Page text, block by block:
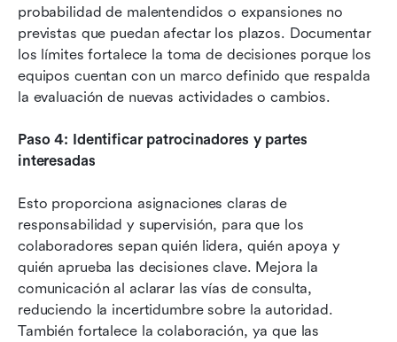
probabilidad de malentendidos o expansiones no
previstas que puedan afectar los plazos. Documentar
los límites fortalece la toma de decisiones porque los
equipos cuentan con un marco definido que respalda
la evaluación de nuevas actividades o cambios.
Paso 4: Identificar patrocinadores y partes
interesadas
Esto proporciona asignaciones claras de
responsabilidad y supervisión, para que los
colaboradores sepan quién lidera, quién apoya y
quién aprueba las decisiones clave. Mejora la
comunicación al aclarar las vías de consulta,
reduciendo la incertidumbre sobre la autoridad.
También fortalece la colaboración, ya que las